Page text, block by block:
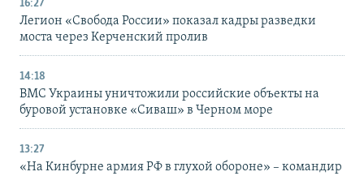
16:27
Легион «Свобода России» показал кадры разведки
моста через Керченский пролив
14:18
ВМС Украины уничтожили российские объекты на
буровой установке «Сиваш» в Черном море
13:27
«На Кинбурне армия РФ в глухой обороне» – командир